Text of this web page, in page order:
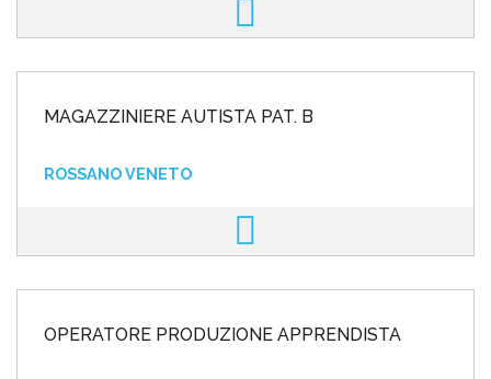
MAGAZZINIERE AUTISTA PAT. B
ROSSANO VENETO
OPERATORE PRODUZIONE APPRENDISTA